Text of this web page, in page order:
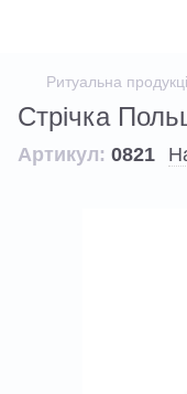
Ритуальна
Стрічка
Артикул: 0821